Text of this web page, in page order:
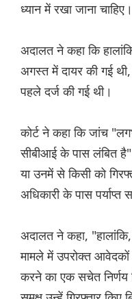
ध्यान में रखा जाना चाहिए।
अदालत ने कहा कि
अगस्त में दायर की गई
पहले दर्ज की गई थी।
कोर्ट ने कहा कि जांच
सीबीआई के पास लंबित
या उनमें से किसी को
अधिकारी के पास
अदालत ने कहा,
मामले में उपरोक्त आवेदकों
करने का एक सचेत